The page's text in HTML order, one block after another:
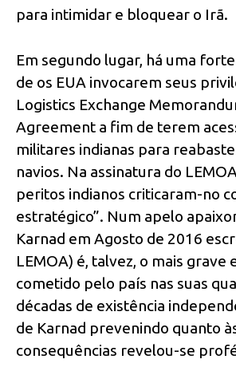
para intimidar e bloquear o Irã.
Em segundo lugar, há uma
de os EUA invocarem seus
Logistics Exchange
Agreement a fim de terem
militares indianas para
navios. Na assinatura do
peritos indianos criticaram-no
estratégico”. Num apelo
Karnad em Agosto de 2016
LEMOA) é, talvez, o mais
cometido pelo país nas suas
décadas de existência
de Karnad prevenindo quanto
consequências revelou-se